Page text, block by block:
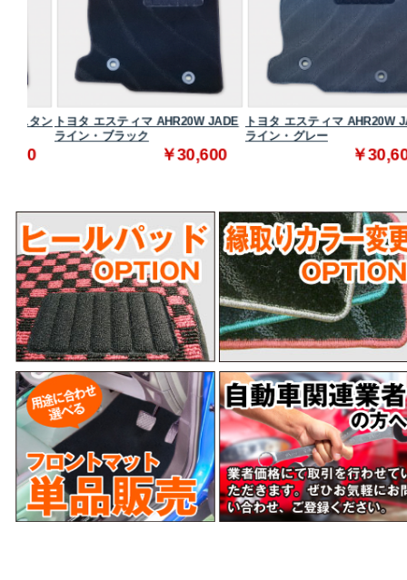
トヨタ エスティマ AHR20W JADE
ライン・ブラック
￥30,600
トヨタ エスティマ AHR20W JADE
ライン・グレー
￥30,600